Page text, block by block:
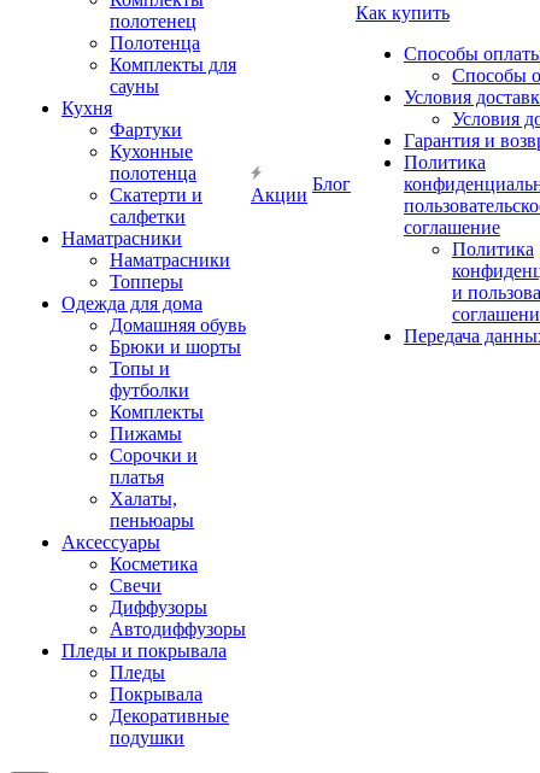
полотенец
Полотенца
Комплекты для
сауны
Кухня
Фартуки
Кухонные
полотенца
Скатерти и
салфетки
Наматрасники
Наматрасники
Топперы
Одежда для дома
Домашняя обувь
Брюки и шорты
Топы и
футболки
Комплекты
Пижамы
Сорочки и
платья
Халаты,
пеньюары
Аксессуары
Косметика
Свечи
Диффузоры
Автодиффузоры
Пледы и покрывала
Пледы
Покрывала
Декоративные
подушки
Акции
Блог
Как купить
Способы
Способы
Условия
Условия
Гарантия и
Политика
соглашение
Политика
и
Передача